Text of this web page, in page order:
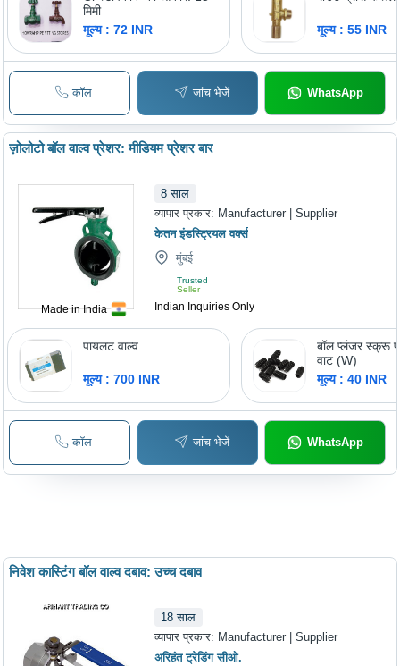
मिमी
मूल्य : 72 INR
मूल्य : 55 INR
कॉल जांच भेजें WhatsApp
Made in India
ज़ोलोटो बॉल वाल्व प्रेशर: मीडियम प्रेशर बार
8 साल
व्यापार प्रकार: Manufacturer | Supplier
केतन इंडस्ट्रियल वर्क्स
मुंबई
Trusted
Seller
Indian Inquiries Only
पायलट वाल्व
मूल्य : 700 INR
बॉल प्लंजर स्क्रू
वाट (W)
मूल्य : 40 INR
कॉल जांच भेजें WhatsApp
निवेश कास्टिंग बॉल वाल्व दबाव: उच्च दबाव
18 साल
व्यापार प्रकार: Manufacturer | Supplier
अरिहंत ट्रेडिंग सीओ.